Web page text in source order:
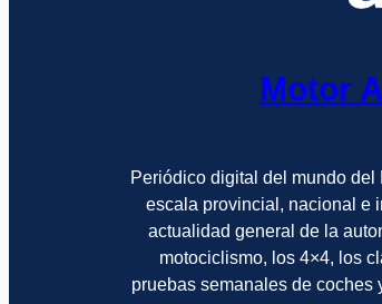
Motor
Periódico digital del mundo
escala provincial, nacional e
actualidad general de la
motociclismo, los 4×4, los
pruebas semanales de coches